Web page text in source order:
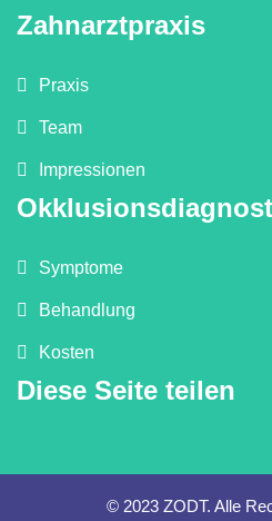
Zahnarztpraxis
Praxis
Team
Impressionen
Symptome
Behandlung
Kosten
Diese Seite teilen
© 2023 ZODT. Alle